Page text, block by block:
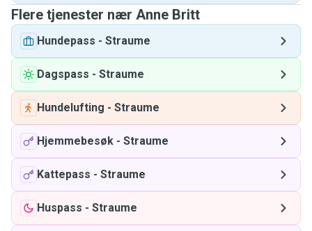
Flere tjenester nær Anne Britt
Hundepass - Straume
Dagspass - Straume
Hundelufting - Straume
Hjemmebesøk - Straume
Kattepass - Straume
Huspass - Straume